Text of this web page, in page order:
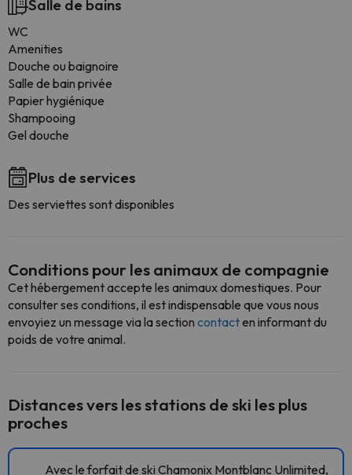
Salle de bains
WC
Amenities
Douche ou baignoire
Salle de bain privée
Papier hygiénique
Shampooing
Gel douche
Plus de services
Des serviettes sont disponibles
Conditions pour les animaux de compagnie
Cet hébergement accepte les animaux domestiques. Pour
consulter ses conditions, il est indispensable que vous nous
envoyiez un message via la section contacten informant du
poids de votre animal.
Distances vers les stations de ski les plus
proches
Avec le forfait de ski Chamonix Montblanc Unlimited,